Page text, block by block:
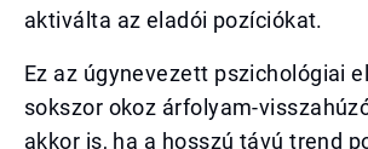
aktiválta az eladói pozíciókat.
Ez az úgynevezett pszichológiai
sokszor okoz árfolyam-
akkor is, ha a hosszú távú trend